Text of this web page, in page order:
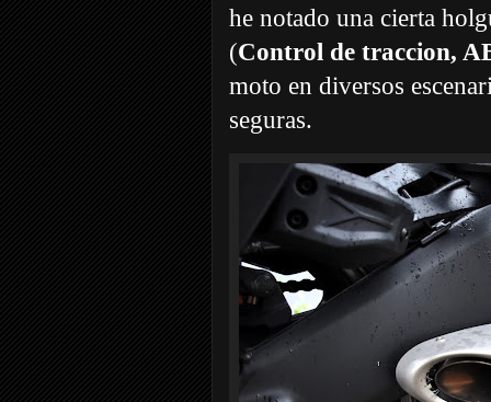
he notado una cierta
(Control de traccion,
moto en diversos
seguras.